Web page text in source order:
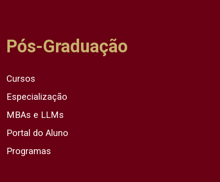
Pós-Graduação
Cursos
Especialização
MBAs e LLMs
Portal do Aluno
Programas